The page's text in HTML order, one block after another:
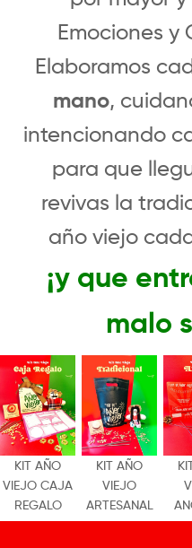
Emociones y
Elaboramos
mano,
intencionando
para que
revivas la
año viejo
¡y que
malo
KIT AÑO
VIEJO CAJA
REGALO
KIT AÑO
VIEJO
ARTESANAL